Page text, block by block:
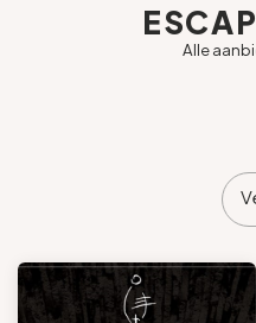
Bereid mijn verblijf voor
Pers
Alle